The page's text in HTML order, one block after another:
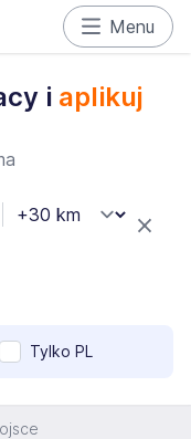
Menu
i aplikuj
Tylko PL